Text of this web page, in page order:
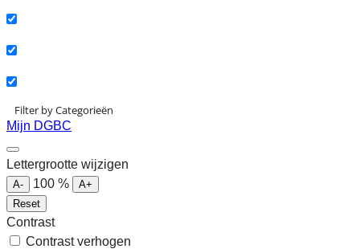
Filter by Categorieën
Mijn DGBC
Lettergrootte wijzigen
A- 100 %
A+
Reset
Contrast
Contrast verhogen